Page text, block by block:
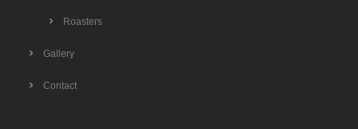
Roasters
Gallery
Contact